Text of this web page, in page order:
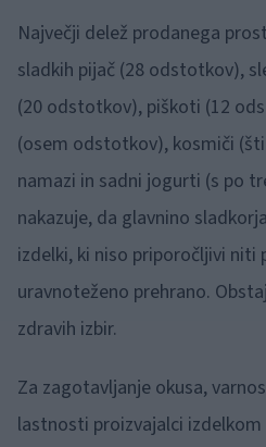
Največji delež prodanega
sladkih pijač (28 odstotkov),
(20 odstotkov), piškoti (12
(osem odstotkov), kosmiči
namazi in sadni jogurti (s po
nakazuje, da glavnino
izdelki, ki niso priporočljivi niti
uravnoteženo prehrano.
zdravih izbir.
Za zagotavljanje okusa,
lastnosti proizvajalci